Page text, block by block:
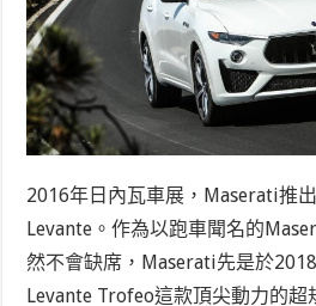
2016年日內瓦車展，Maserati推
Levante。作為以跑車聞名的
然不會缺席，Maserati先是於
Levante Trofeo這款頂尖動力的超